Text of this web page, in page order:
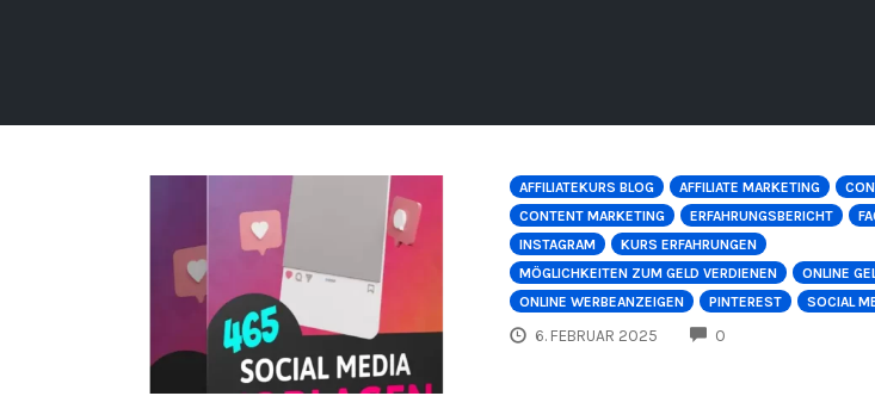
AFFILIATEKURS BLOG AFFILIATE MARKETING
CONTENT MARKETING
ERFAHRUNGSBERICHT
INSTAGRAM
KURS ERFAHRUNGEN
MÖGLICHKEITEN ZUM GELD VERDIENEN
ONLINE
ONLINE WERBEANZEIGEN
PINTEREST SOCIAL
6. FEBRUAR 2025 0COMMENTS